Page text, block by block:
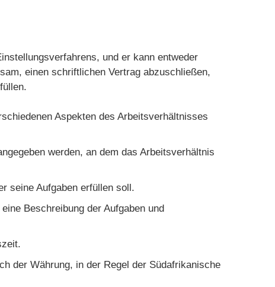
und er kann entweder
einen schriftlichen Vertrag abzuschließen,
Aspekten des Arbeitsverhältnisses
werden, an dem das Arbeitsverhältnis
seine Aufgaben erfüllen soll.
Beschreibung der Aufgaben und
der Währung, in der Regel der Südafrikanische